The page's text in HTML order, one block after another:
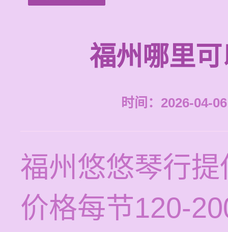
福州哪里
时间：2026-04-
福州悠悠琴行
价格每节120-